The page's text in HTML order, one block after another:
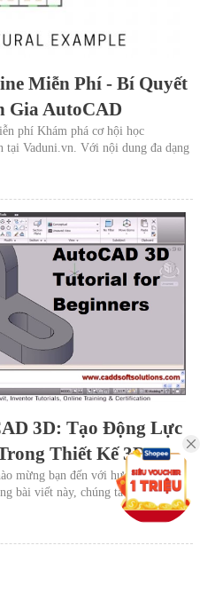
Miễn Phí - Bí Quyết
Gia AutoCAD
phí Khám phá cơ hội học
Vaduni.vn. Với nội dung đa dạng
3D: Tạo Động Lực
Thiết Kế 3D
mừng bạn đến với hướng dẫn
bài viết này, chúng ta sẽ bắt đầu